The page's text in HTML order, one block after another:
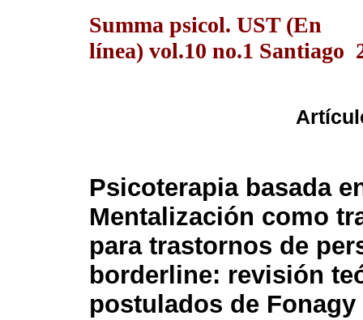
Summa psicol. UST (En
línea) vol.10 no.1 Santiago
Psicoterapia basada
Mentalización como
para trastornos de
borderline: revisión
postulados de Fonagy